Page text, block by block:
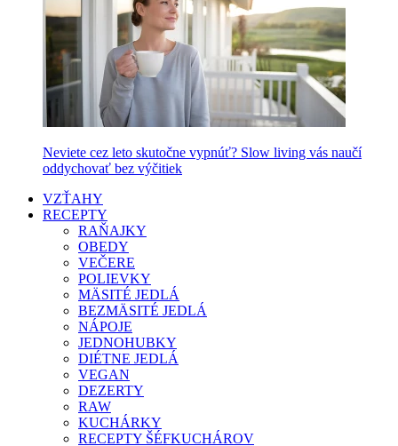
Neviete cez leto skutočne vypnúť? Slow living vás naučí
oddychovať bez výčitiek
VZŤAHY
RECEPTY
RAŇAJKY
OBEDY
VEČERE
POLIEVKY
MÄSITÉ JEDLÁ
BEZMÄSITÉ JEDLÁ
NÁPOJE
JEDNOHUBKY
DIÉTNE JEDLÁ
VEGAN
DEZERTY
RAW
KUCHÁRKY
RECEPTY ŠÉFKUCHÁROV